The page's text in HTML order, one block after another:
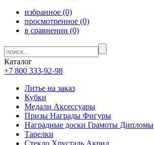
избранное (0)
просмотренное (0)
в сравнении (0)
Каталог
+7 800 333-92-98
Литье на заказ
Кубки
Медали Аксессуары
Призы Награды Фигуры
Наградные доски Грамоты Дипломы
Тарелки
Стекло Хрусталь Акрил